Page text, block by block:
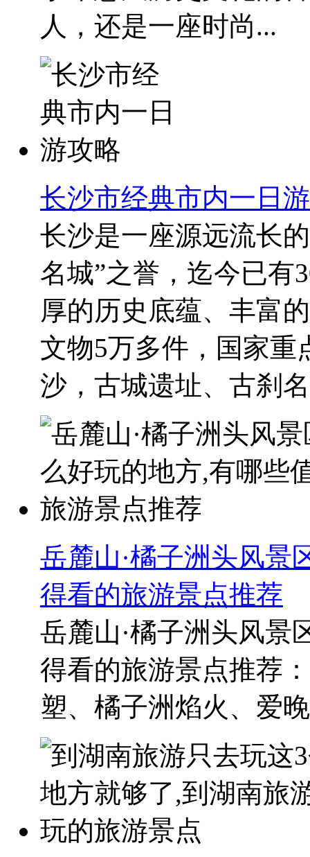
人，还是一座时尚...
长沙市经典市内一日
长沙是一座源远流长
名城”之誉，迄今已有
厚的历史底蕴、丰富
文物5万多件，国家重
沙，古城遗址、古刹
岳麓山·橘子洲头风景
得看的旅游景点推荐
岳麓山·橘子洲头风景
得看的旅游景点推荐
塑、橘子洲焰火、爱